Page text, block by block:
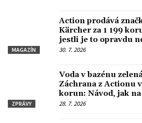
MAGAZÍN
Action prodává
Kärcher za 1 199
jestli je to opravdu
koupě
30. 7. 2026
ZPRÁVY
Voda v bazénu
Záchrana z Actionu
korun: Návod, jak
28. 7. 2026